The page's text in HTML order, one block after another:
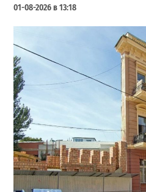
01-08-2026 в 13:18